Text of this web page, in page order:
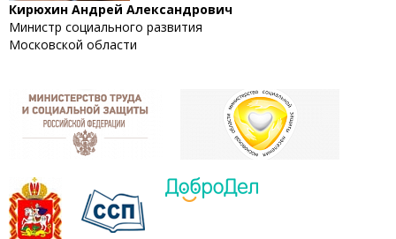
Кирюхин Андрей Александрович
Министр социального развития
Московской области